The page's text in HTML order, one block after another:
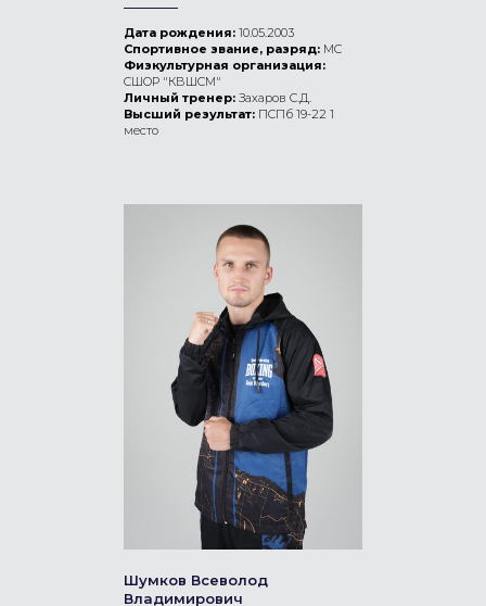
Дата рождения: 10.05.2003
Спортивное звание, разряд: МС
Физкультурная организация:
СШОР "КВШСМ"
Личный тренер: Захаров С.Д.
Высший результат: ПСПб 19-22 1
место
Шумков Всеволод
Владимирович